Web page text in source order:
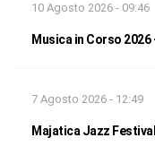
10 Agosto 2026 - 09:46
Musica in Corso
7 Agosto 2026 - 12:49
Majatica Jazz